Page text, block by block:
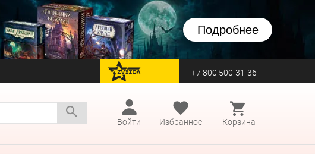
Подробнее
перейти на Zvezda +7 800 500-31-36
Войти
Избранное Корзина